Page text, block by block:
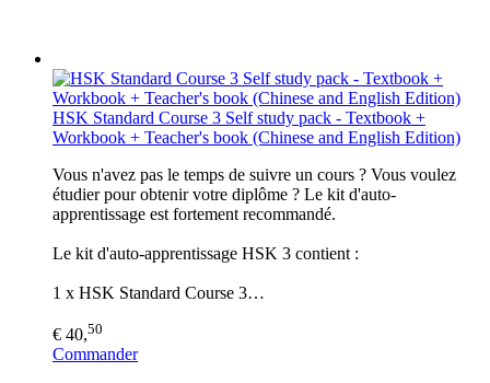
HSK Standard Course 3 Self study pack - Textbook +
Workbook + Teacher's book (Chinese and English Edition)
Vous n'avez pas le temps de suivre un cours ? Vous voulez
étudier pour obtenir votre diplôme ? Le kit d'auto-
apprentissage est fortement recommandé.
Le kit d'auto-apprentissage HSK 3 contient :
1 x HSK Standard Course 3…
€ 40,50
Commander